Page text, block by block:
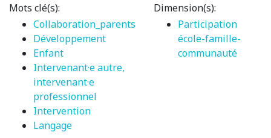
Mots clé(s):
Collaboration_parents
Développement
Enfant
Intervenant·e autre,
intervenant·e
professionnel
Intervention
Langage
Dimension(s):
Participation
école-famille-
communauté